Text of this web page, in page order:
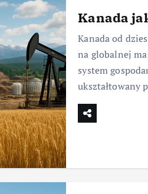
Kanada
Kanada od
na globalnej
system
ukształtowany